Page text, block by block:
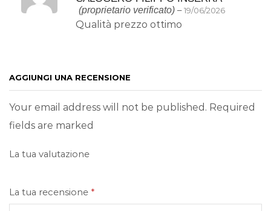
(proprietario verificato) – 19/06/2026
Qualità prezzo ottimo
AGGIUNGI UNA RECENSIONE
Your email address will not be published. Required
fields are marked
La tua valutazione
La tua recensione *